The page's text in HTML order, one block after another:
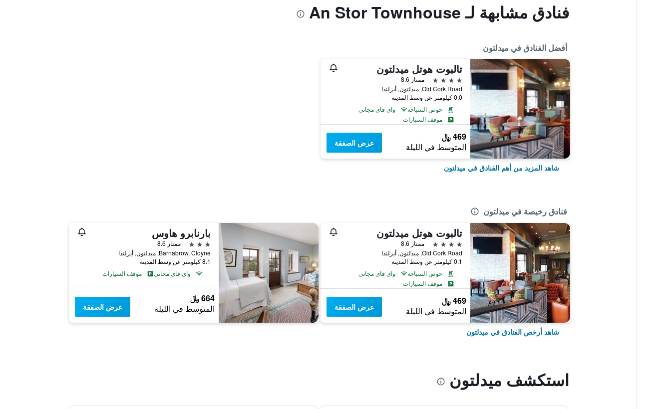
فنادق مشابهة لـ An Stor Townhouse
أفضل الفنادق في ميدلتون
تالبوت هوتل ميدلتون
4 نجوم
ممتاز 8.6
Old Cork Road, ميدلتون, أيرلندا
0.0 كيلومتر عن وسط المدينة
حوض السباحة
واي فاي مجاني
موقف السيارات
469 ﷼
المتوسط في الليلة عرض الصفقة
شاهد المزيد من أهم الفنادق في ميدلتون
فنادق رخيصة في ميدلتون
تالبوت هوتل ميدلتون
4 نجوم
ممتاز 8.6
Old Cork Road, ميدلتون, أيرلندا
0.1 كيلومتر عن وسط المدينة
حوض السباحة
واي فاي مجاني
موقف السيارات
469 ﷼
المتوسط في الليلة عرض الصفقة
بارنابرو هاوس
3 نجوم
ممتاز 8.6
Barnabrow, Cloyne, ميدلتون, أيرلندا
8.1 كيلومتر عن وسط المدينة
واي فاي مجاني
موقف السيارات
664 ﷼
المتوسط في الليلة عرض الصفقة
شاهد أرخص الفنادق في ميدلتون
استكشف ميدلتون